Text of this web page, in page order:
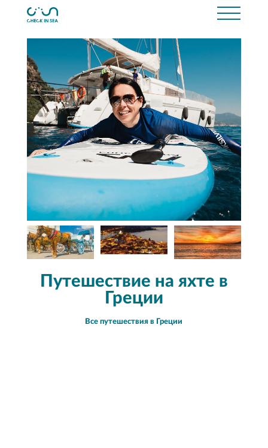
UA
EN
PL
Моя каюта
Вход
Регистрация
Путешествие на яхте в
Греции
Все путешествия в Греции